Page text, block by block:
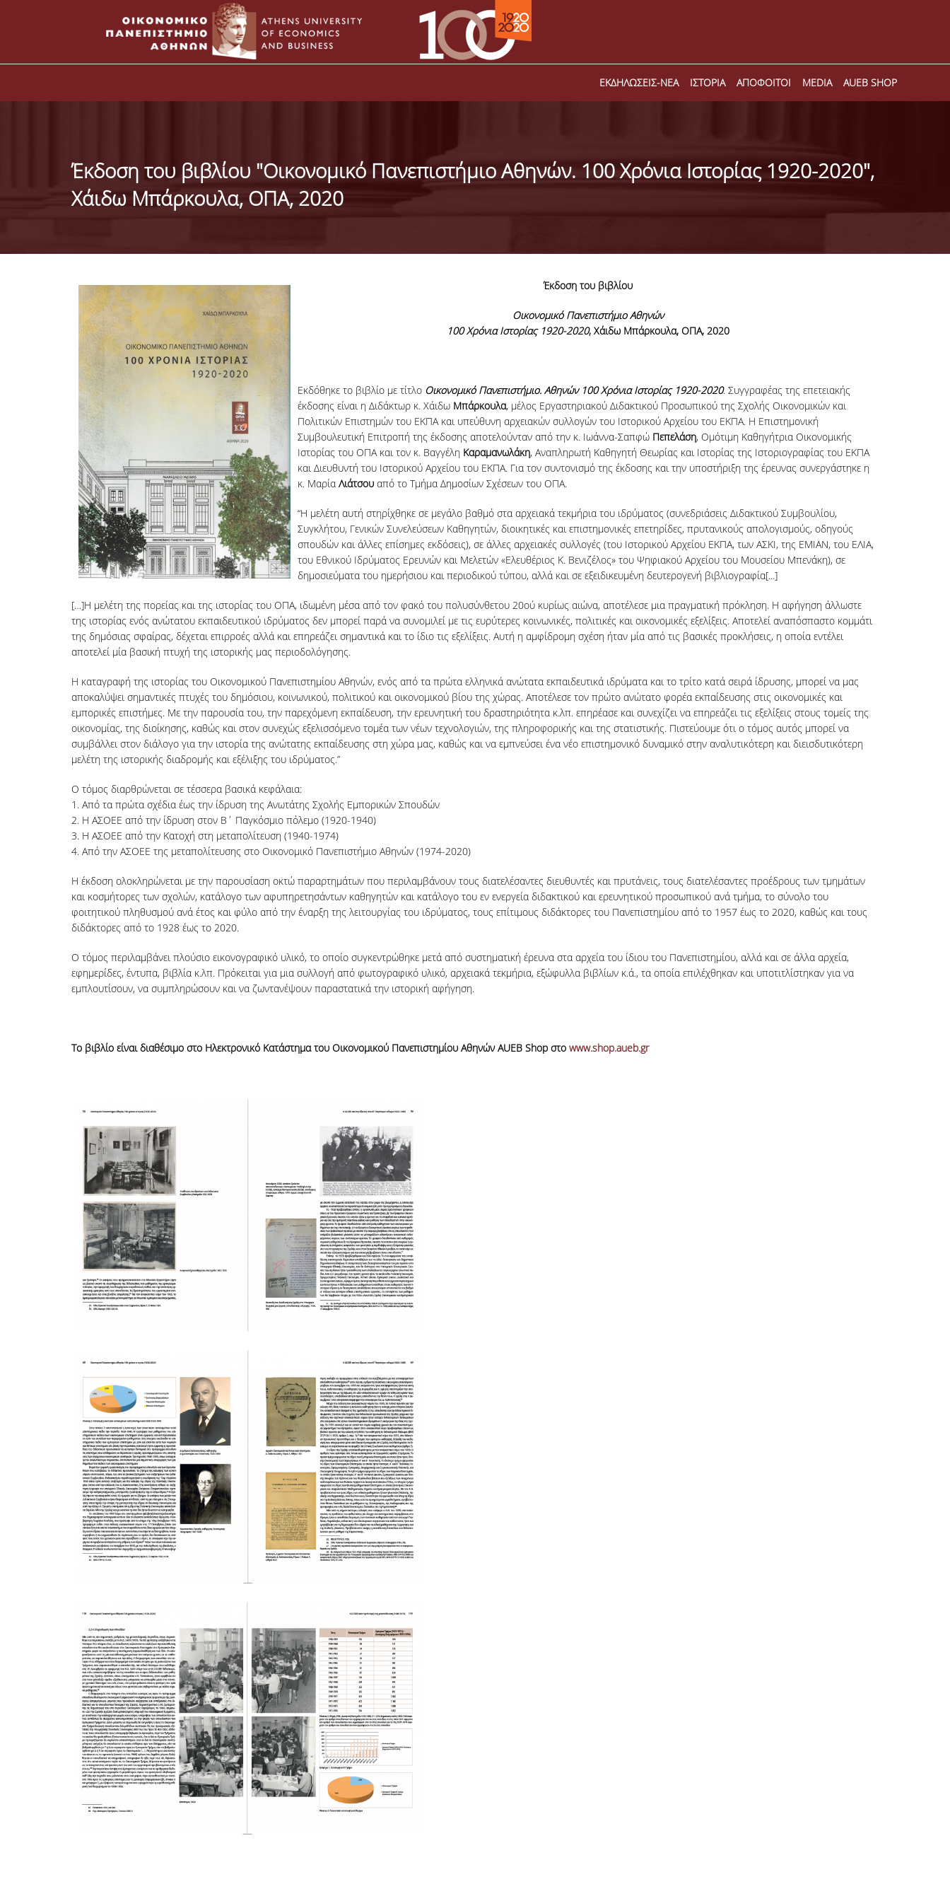
ΕΚΔΗΛΩΣΕΙΣ-ΝΕΑ ΙΣΤΟΡΙΑ ΑΠΟΦΟΙΤΟΙ MEDIA AUEB SHOP
Έκδοση του βιβλίου "Οικονομικό Πανεπιστήμιο Αθηνών. 100 Χρόνια Ιστορίας 1920-2020",
Χάιδω Μπάρκουλα, ΟΠΑ, 2020
Έκδοση του βιβλίου
Οικονομικό Πανεπιστήμιο Αθηνών
100 Χρόνια Ιστορίας 1920-2020, Χάιδω Μπάρκουλα, ΟΠΑ, 2020
Εκδόθηκε το βιβλίο με τίτλο Οικονομικό Πανεπιστήμιο. Αθηνών 100 Χρόνια Ιστορίας 1920-2020. Συγγραφέας της επετειακής
έκδοσης είναι η Διδάκτωρ κ. Χάιδω Μπάρκουλα, μέλος Εργαστηριακού Διδακτικού Προσωπικού της Σχολής Οικονομικών και
Πολιτικών Επιστημών του ΕΚΠΑ και υπεύθυνη αρχειακών συλλογών του Ιστορικού Αρχείου του ΕΚΠΑ. Η Επιστημονική
Συμβουλευτική Επιτροπή της έκδοσης αποτελούνταν από την κ. Ιωάννα-Σαπφώ Πεπελάση, Ομότιμη Καθηγήτρια Οικονομικής
Ιστορίας του ΟΠΑ και τον κ. Βαγγέλη Καραμανωλάκη, Αναπληρωτή Καθηγητή Θεωρίας και Ιστορίας της Ιστοριογραφίας του ΕΚΠΑ
και Διευθυντή του Ιστορικού Αρχείου του ΕΚΠΑ. Για τον συντονισμό της έκδοσης και την υποστήριξη της έρευνας συνεργάστηκε η
κ. Μαρία Λιάτσουαπό το Τμήμα Δημοσίων Σχέσεων του ΟΠΑ.
“Η μελέτη αυτή στηρίχθηκε σε μεγάλο βαθμό στα αρχειακά τεκμήρια του ιδρύματος (συνεδριάσεις Διδακτικού Συμβουλίου,
Συγκλήτου, Γενικών Συνελεύσεων Καθηγητών, διοικητικές και επιστημονικές επετηρίδες, πρυτανικούς απολογισμούς, οδηγούς
σπουδών και άλλες επίσημες εκδόσεις), σε άλλες αρχειακές συλλογές (του Ιστορικού Αρχείου ΕΚΠΑ, των ΑΣΚΙ, της ΕΜΙΑΝ, του ΕΛΙΑ,
του Εθνικού Ιδρύματος Ερευνών και Μελετών «Ελευθέριος Κ. Βενιζέλος» του Ψηφιακού Αρχείου του Μουσείου Μπενάκη), σε
δημοσιεύματα του ημερήσιου και περιοδικού τύπου, αλλά και σε εξειδικευμένη δευτερογενή βιβλιογραφία[...]
[…]Η μελέτη της πορείας και της ιστορίας του ΟΠΑ, ιδωμένη μέσα από τον φακό του πολυσύνθετου 20ού κυρίως αιώνα, αποτέλεσε μια πραγματική πρόκληση. Η αφήγηση άλλωστε
της ιστορίας ενός ανώτατου εκπαιδευτικού ιδρύματος δεν μπορεί παρά να συνομιλεί με τις ευρύτερες κοινωνικές, πολιτικές και οικονομικές εξελίξεις. Αποτελεί αναπόσπαστο κομμάτι
της δημόσιας σφαίρας, δέχεται επιρροές αλλά και επηρεάζει σημαντικά και το ίδιο τις εξελίξεις. Αυτή η αμφίδρομη σχέση ήταν μία από τις βασικές προκλήσεις, η οποία εντέλει
αποτελεί μία βασική πτυχή της ιστορικής μας περιοδολόγησης.
Η καταγραφή της ιστορίας του Οικονομικού Πανεπιστημίου Αθηνών, ενός από τα πρώτα ελληνικά ανώτατα εκπαιδευτικά ιδρύματα και το τρίτο κατά σειρά ίδρυσης, μπορεί να μας
αποκαλύψει σημαντικές πτυχές του δημόσιου, κοινωνικού, πολιτικού και οικονομικού βίου της χώρας. Αποτέλεσε τον πρώτο ανώτατο φορέα εκπαίδευσης στις οικονομικές και
εμπορικές επιστήμες. Με την παρουσία του, την παρεχόμενη εκπαίδευση, την ερευνητική του δραστηριότητα κ.λπ. επηρέασε και συνεχίζει να επηρεάζει τις εξελίξεις στους τομείς της
οικονομίας, της διοίκησης, καθώς και στον συνεχώς εξελισσόμενο τομέα των νέων τεχνολογιών, της πληροφορικής και της στατιστικής. Πιστεύουμε ότι ο τόμος αυτός μπορεί να
συμβάλλει στον διάλογο για την ιστορία της ανώτατης εκπαίδευσης στη χώρα μας, καθώς και να εμπνεύσει ένα νέο επιστημονικό δυναμικό στην αναλυτικότερη και διεισδυτικότερη
μελέτη της ιστορικής διαδρομής και εξέλιξης του ιδρύματος.”
Ο τόμος διαρθρώνεται σε τέσσερα βασικά κεφάλαια:
1. Από τα πρώτα σχέδια έως την ίδρυση της Ανωτάτης Σχολής Εμπορικών Σπουδών
2. Η ΑΣΟΕΕ από την ίδρυση στον Β΄ Παγκόσμιο πόλεμο (1920-1940)
3. Η ΑΣΟΕΕ από την Κατοχή στη μεταπολίτευση (1940-1974)
4. Από την ΑΣΟΕΕ της μεταπολίτευσης στο Οικονομικό Πανεπιστήμιο Αθηνών (1974-2020)
Η έκδοση ολοκληρώνεται με την παρουσίαση οκτώ παραρτημάτων που περιλαμβάνουν τους διατελέσαντες διευθυντές και πρυτάνεις, τους διατελέσαντες προέδρους των τμημάτων
και κοσμήτορες των σχολών, κατάλογο των αφυπηρετησάντων καθηγητών και κατάλογο του εν ενεργεία διδακτικού και ερευνητικού προσωπικού ανά τμήμα, το σύνολο του
φοιτητικού πληθυσμού ανά έτος και φύλο από την έναρξη της λειτουργίας του ιδρύματος, τους επίτιμους διδάκτορες του Πανεπιστημίου από το 1957 έως το 2020, καθώς και τους
διδάκτορες από το 1928 έως το 2020.
O τόμος περιλαμβάνει πλούσιο εικονογραφικό υλικό, το οποίο συγκεντρώθηκε μετά από συστηματική έρευνα στα αρχεία του ίδιου του Πανεπιστημίου, αλλά και σε άλλα αρχεία,
εφημερίδες, έντυπα, βιβλία κ.λπ. Πρόκειται για μια συλλογή από φωτογραφικό υλικό, αρχειακά τεκμήρια, εξώφυλλα βιβλίων κ.ά., τα οποία επιλέχθηκαν και υποτιτλίστηκαν για να
εμπλουτίσουν, να συμπληρώσουν και να ζωντανέψουν παραστατικά την ιστορική αφήγηση.
Το βιβλίο είναι διαθέσιμο στο Ηλεκτρονικό Κατάστημα του Οικονομικού Πανεπιστημίου Αθηνών AUEB Shop στο www.shop.aueb.gr